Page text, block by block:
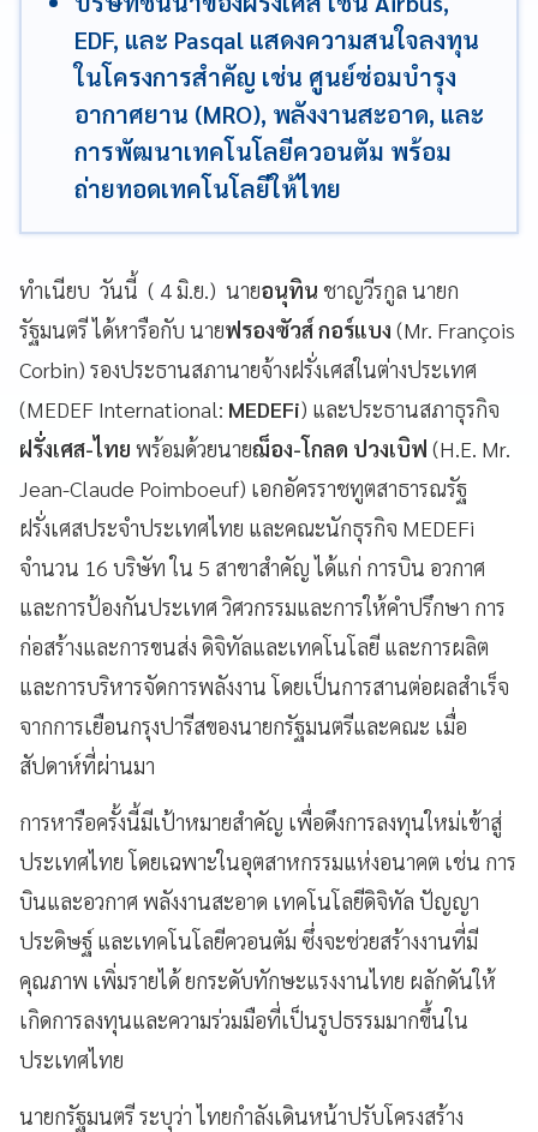
EDF, และ Pasqal แสดงความสนใจลงทุน
ในโครงการสำคัญ เช่น ศูนย์ซ่อมบำรุง
อากาศยาน (MRO), พลังงานสะอาด, และ
การพัฒนาเทคโนโลยีควอนตัม พร้อม
ถ่ายทอดเทคโนโลยีให้ไทย
ทำเนียบ วันนี้ ( 4 มิ.ย.) นายอนุทิน ชาญวีรกูล นายก
รัฐมนตรี ได้หารือกับ นายฟรองซัวส์ กอร์แบง (Mr. François
Corbin) รองประธานสภานายจ้างฝรั่งเศสในต่างประเทศ
(MEDEF International: MEDEFi) และประธานสภาธุรกิจ
ฝรั่งเศส-ไทย พร้อมด้วยนายฌ็อง-โกลด ปวงเบิฟ (H.E. Mr.
Jean-Claude Poimboeuf) เอกอัครราชทูตสาธารณรัฐ
ฝรั่งเศสประจำประเทศไทย และคณะนักธุรกิจ MEDEFi
จำนวน 16 บริษัท ใน 5 สาขาสำคัญ ได้แก่ การบิน อวกาศ
และการป้องกันประเทศ วิศวกรรมและการให้คำปรึกษา การ
ก่อสร้างและการขนส่ง ดิจิทัลและเทคโนโลยี และการผลิต
และการบริหารจัดการพลังงาน โดยเป็นการสานต่อผลสำเร็จ
จากการเยือนกรุงปารีสของนายกรัฐมนตรีและคณะ เมื่อ
สัปดาห์ที่ผ่านมา
การหารือครั้งนี้มีเป้าหมายสำคัญ เพื่อดึงการลงทุนใหม่เข้าสู่
ประเทศไทย โดยเฉพาะในอุตสาหกรรมแห่งอนาคต เช่น การ
บินและอวกาศ พลังงานสะอาด เทคโนโลยีดิจิทัล ปัญญา
ประดิษฐ์ และเทคโนโลยีควอนตัม ซึ่งจะช่วยสร้างงานที่มี
คุณภาพ เพิ่มรายได้ ยกระดับทักษะแรงงานไทย ผลักดันให้
เกิดการลงทุนและความร่วมมือที่เป็นรูปธรรมมากขึ้นใน
ประเทศไทย
นายกรัฐมนตรี ระบุว่า ไทยกำลังเดินหน้าปรับโครงสร้าง